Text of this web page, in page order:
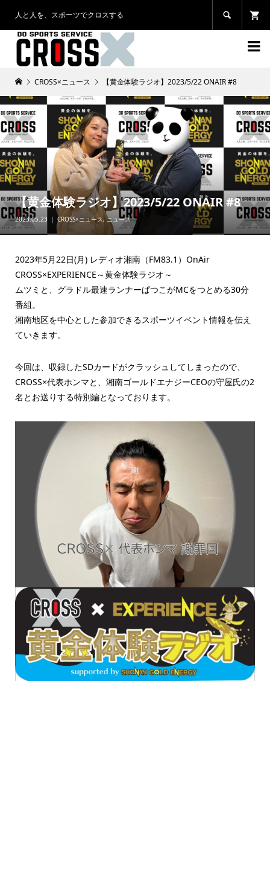
人と人を、スポーツでクロスする 

CROSS×ニュース 【黄金体験ラジオ】2023/5/22 ONAIR #8
【黄金体験ラジオ】2023/5/22 ONAIR #8
2023.05.23 CROSS×ニュース,ニュース
2023年5月22日(月) レディオ湘南（FM83.1）OnAir
CROSS×EXPERIENCE～黄金体験ラジオ～
ムツミと、グラドル最速ランナーぱつこがMCをつとめる30分
番組。
湘南地区を中心とした参加できるスポーツイベント情報を伝え
ていきます。
今回は、収録したSDカードがクラッシュしてしまったので、
CROSS×代表ホンマと、湘南ゴールドエナジーCEOの守屋氏の2
名とお送りする特別編となっております。